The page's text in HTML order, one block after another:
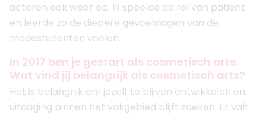
acteren ook weer op. Ik speelde de rol van patiënt
en leerde zo de diepere gevoelslagen van de
medestudenten voelen.
In 2017 ben je gestart als cosmetisch arts.
Wat vind jij belangrijk als cosmetisch arts?
Het is belangrijk om jezelf te blijven ontwikkelen en
uitdaging binnen het vakgebied blijft zoeken. Er valt